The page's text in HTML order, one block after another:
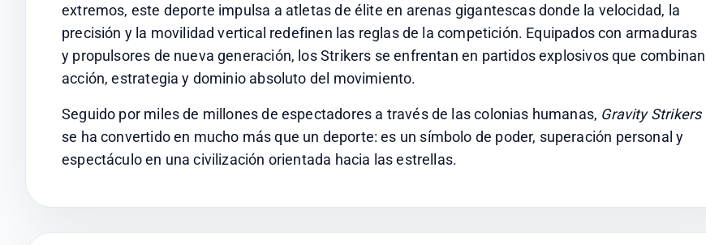
extremos, este deporte impulsa a atletas de élite en arenas gigantescas donde la velocidad, la
precisión y la movilidad vertical redefinen las reglas de la competición. Equipados con armaduras
y propulsores de nueva generación, los Strikers se enfrentan en partidos explosivos que combinan
acción, estrategia y dominio absoluto del movimiento.
Seguido por miles de millones de espectadores a través de las colonias humanas, Gravity Strikers
se ha convertido en mucho más que un deporte: es un símbolo de poder, superación personal y
espectáculo en una civilización orientada hacia las estrellas.